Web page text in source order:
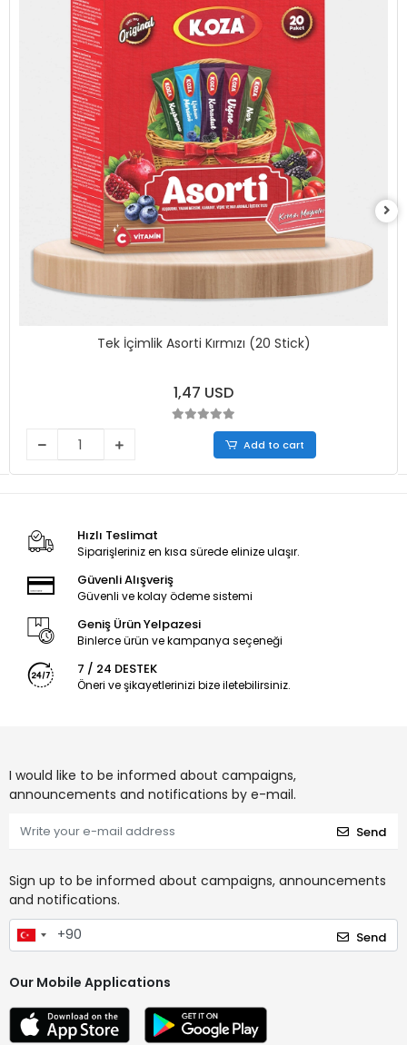
Tek İçimlik Asorti Kırmızı (20 Stick)
1,47 USD
Add to cart
Hızlı Teslimat
Siparişleriniz en kısa sürede elinize ulaşır.
Güvenli Alışveriş
Güvenli ve kolay ödeme sistemi
Geniş Ürün Yelpazesi
Binlerce ürün ve kampanya seçeneği
7 / 24 DESTEK
Öneri ve şikayetlerinizi bize iletebilirsiniz.
I would like to be informed about campaigns,
announcements and notifications by e-mail.
Send
Sign up to be informed about campaigns, announcements
and notifications.
Send
Our Mobile Applications